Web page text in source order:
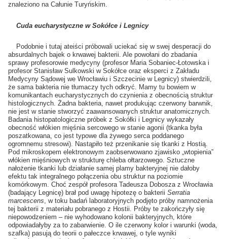
znaleziono na Całunie Turyńskim.
Cuda eucharystyczne w Sokółce i Legnicy
Podobnie i tutaj ateiści próbowali uciekać się w swej desperacji do
absurdalnych bajek o krwawej bakterii. Ale powołani do zbadania
sprawy profesorowie medycyny (profesor Maria Sobaniec-Łotowska i
profesor Stanisław Sulkowski w Sokółce oraz eksperci z Zakładu
Medycyny Sądowej we Wrocławiu i Szczecinie w Legnicy) stwierdzili,
że sama bakteria nie tłumaczy tych odkryć. Mamy tu bowiem w
komunikantach eucharystycznych do czynienia z obecnością struktur
histologicznych. Żadna bakteria, nawet produkując czerwony barwnik,
nie jest w stanie stworzyć zaawansowanych struktur anatomicznych.
Badania histopatologiczne próbek z Sokółki i Legnicy wykazały
obecność włókien mięśnia sercowego w stanie agonii (tkanka była
poszatkowana, co jest typowe dla żywego serca poddanego
ogromnemu stresowi). Nastąpiło też przenikanie się tkanki z Hostią.
Pod mikroskopem elektronowym zaobserwowano zjawisko „wtopienia”
włókien mięśniowych w strukturę chleba ołtarzowego. Sztuczne
nałożenie tkanki lub działanie samej plamy bakteryjnej nie dałoby
efektu tak integralnego połączenia obu struktur na poziomie
komórkowym. Choć zespół profesora Tadeusza Dobosza z Wrocławia
(badający Legnicę) brał pod uwagę hipotezę o bakteriiSerratia
marcescens , w toku badań laboratoryjnych podjęto próby namnożenia
tej bakterii z materiału pobranego z Hostii. Próby te zakończyły się
niepowodzeniem – nie wyhodowano kolonii bakteryjnych, które
odpowiadałyby za to zabarwienie. O ile czerwony kolor i warunki (woda,
szafka) pasują do teorii o pałeczce krwawej, o tyle wyniki